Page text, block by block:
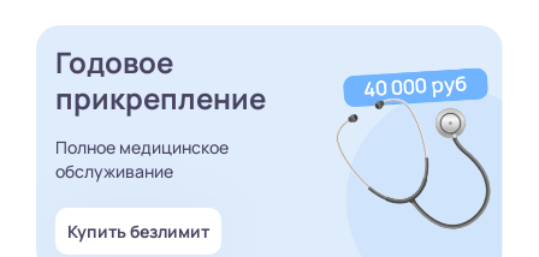
Годовое
прикрепление
Полное медицинское
обслуживание
Купить безлимит